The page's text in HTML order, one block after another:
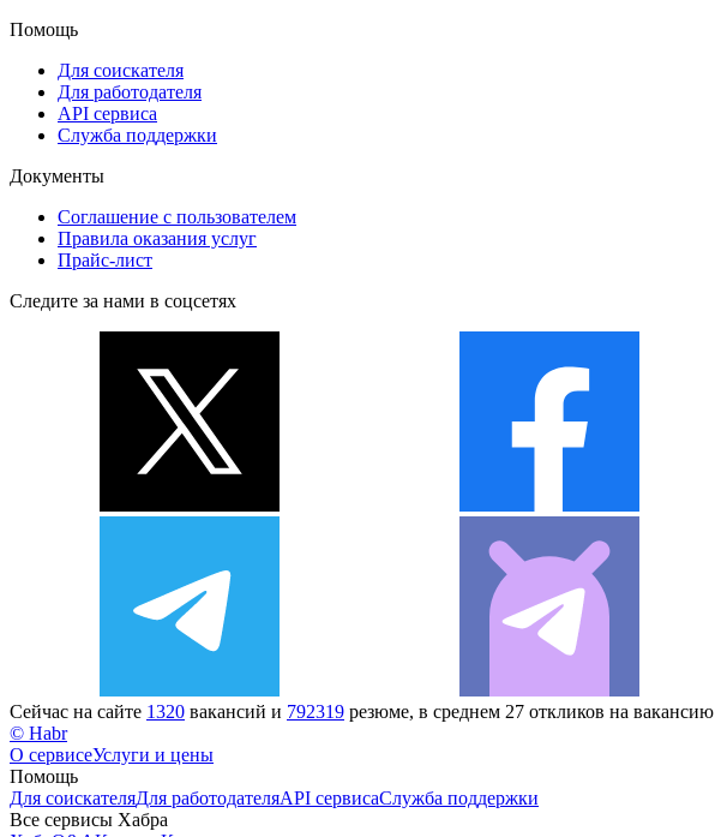
Помощь
Для соискателя
Для работодателя
API сервиса
Служба поддержки
Документы
Соглашение с пользователем
Правила оказания услуг
Прайс-лист
Следите за нами в соцсетях
Сейчас на сайте 1320 вакансий и 792319 резюме, в среднем 27 откликов на вакансию
© Habr
О сервисеУслуги и цены
Помощь
Для соискателяДля работодателяAPI сервисаСлужба поддержки
Все сервисы Хабра